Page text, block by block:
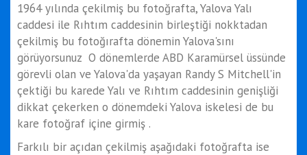
1964 yılında çekilmiş bu fotoğrafta, Yalova Yalı
caddesi ile Rıhtım caddesinin birleştiği nokktadan
çekilmiş bu fotoğırafta dönemin Yalova'sını
görüyorsunuz O dönemlerde ABD Karamürsel üssünde
görevli olan ve Yalova'da yaşayan Randy S Mitchell'in
çektiği bu karede Yalı ve Rıhtım caddesinin genişliği
dikkat çekerken o dönemdeki Yalova iskelesi de bu
kare fotoğraf içine girmiş .
Farkılı bir açıdan çekilmiş aşağıdaki fotoğrafta ise